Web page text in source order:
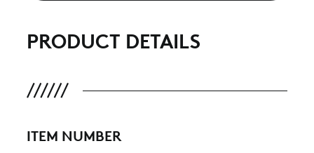
PRODUCT DETAILS
ITEM NUMBER